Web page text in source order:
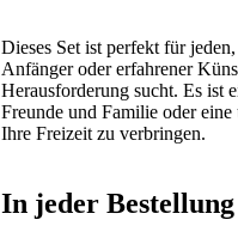
Dieses Set ist perfekt für
Anfänger oder erfahrener
Herausforderung sucht. Es ist
Freunde und Familie oder
Ihre Freizeit zu verbringen.
In jeder